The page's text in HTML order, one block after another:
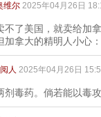
维尔 2025年04月26日
不了美国，就卖给加拿
加拿大的精明人小心
人 2025年04月26日
剂毒药。倘若能以毒